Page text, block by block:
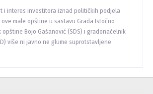
i interes investitora iznad političkih podjela
male opštine u sastavu Grada Istočno
opštine Bojo Gašanović (SDS) i gradonačelnik
više ni javno ne glume suprotstavljene